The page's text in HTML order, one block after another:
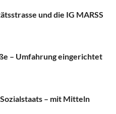
und die IG MARSS
­– Umfahrung eingerichtet
– mit Mitteln